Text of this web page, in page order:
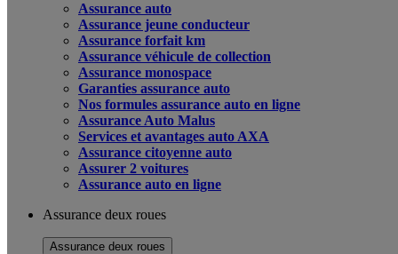
Assurance auto
Assurance jeune conducteur
Assurance forfait km
Assurance véhicule de collection
Assurance monospace
Garanties assurance auto
Nos formules assurance auto en ligne
Assurance Auto Malus
Services et avantages auto AXA
Assurance citoyenne auto
Assurer 2 voitures
Assurance auto en ligne
Assurance deux roues
Assurance deux roues